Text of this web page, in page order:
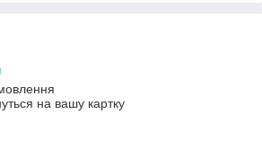
на вашу картку